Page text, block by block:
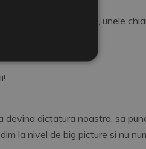
se cearta intre ele, unele
devina dictatura noastra, sa
la nivel de big picture si nu